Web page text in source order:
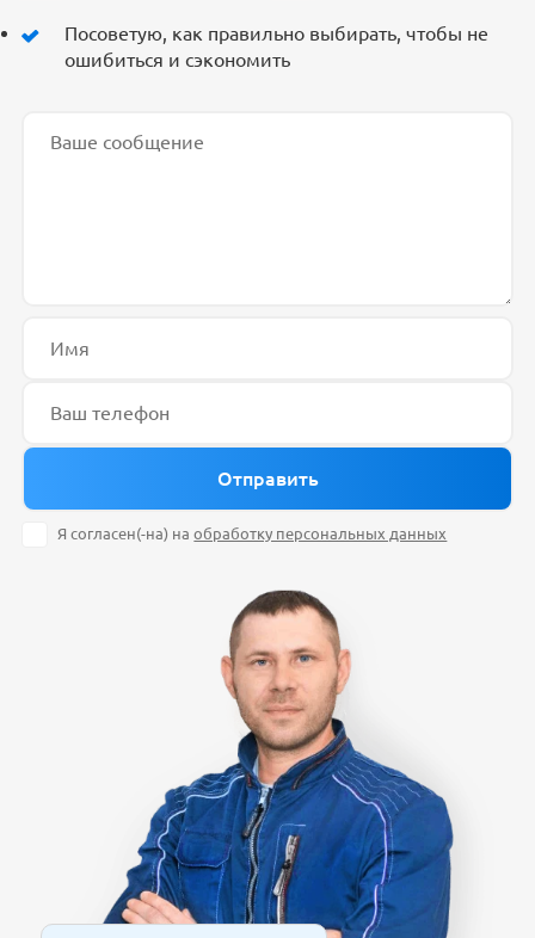
Посоветую, как правильно выбирать, чтобы не
ошибиться и сэкономить
Я согласен(-на) наобработку персональных данных